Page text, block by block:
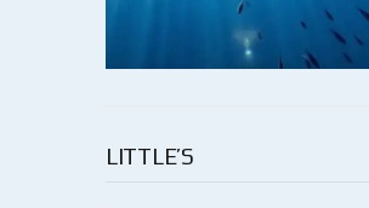
LITTLE’S